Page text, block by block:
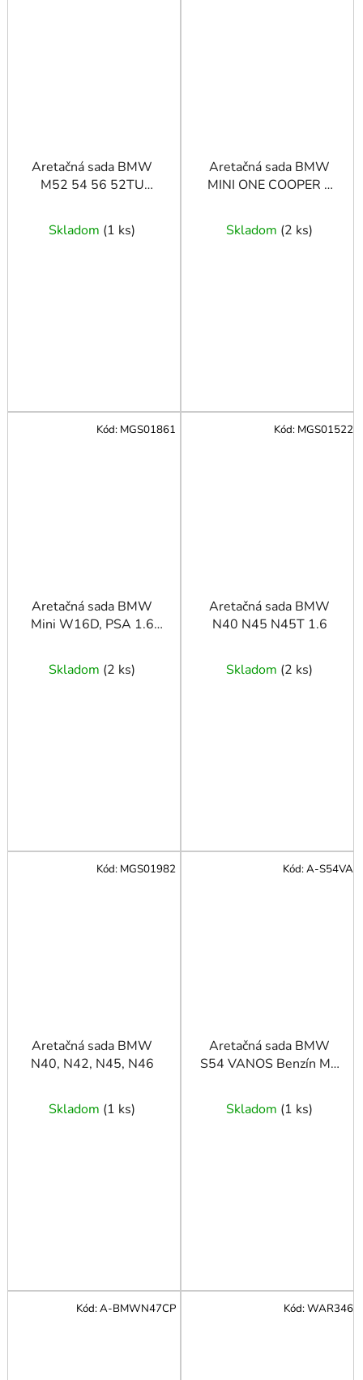
Aretačná sada BMW
M52 54 56 52TU
Skladom (1 ks)
Aretačná sada BMW
MINI ONE COOPER S
Skladom (2 ks)
Aretačná sada BMW
Mini W16D, PSA 1.6
Skladom (2 ks)
Kód: MGS01861
Aretačná sada BMW
N40 N45 N45T 1.6
Skladom (2 ks)
Kód: MGS01522
Aretačná sada BMW
N40, N42, N45, N46
Skladom (1 ks)
Kód: MGS01982
Aretačná sada BMW
S54 VANOS Benzín M3
Skladom (1 ks)
Kód:A-S54VA
Kód:A-BMWN47CP Kód:WAR346